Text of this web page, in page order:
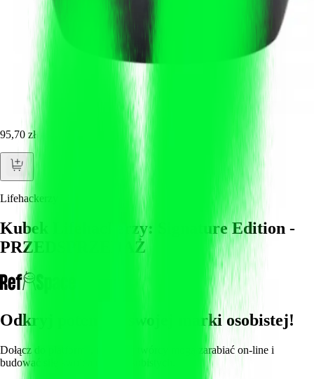
95,70 zł
Lifehackerzy
Kubek Lifehackerzy: Signature Edition -
PRZEDSPRZEDAŻ
Odkryj potencjał swojej marki osobistej!
Dołącz do platformy, na której twórcy mogą zarabiać on-line i
budować siłę swoich marek osobistych.